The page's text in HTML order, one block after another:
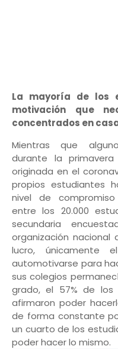
La mayoría de los
motivación que
concentrados en
Mientras que
durante la
originada en el
propios estudiantes
nivel de
entre los 20.000
secundaria
organización nacional
lucro, únicamente
automotivarse para
sus colegios
grado, el 57% de
afirmaron poder
de forma constante
un cuarto de los
poder hacer lo mismo.